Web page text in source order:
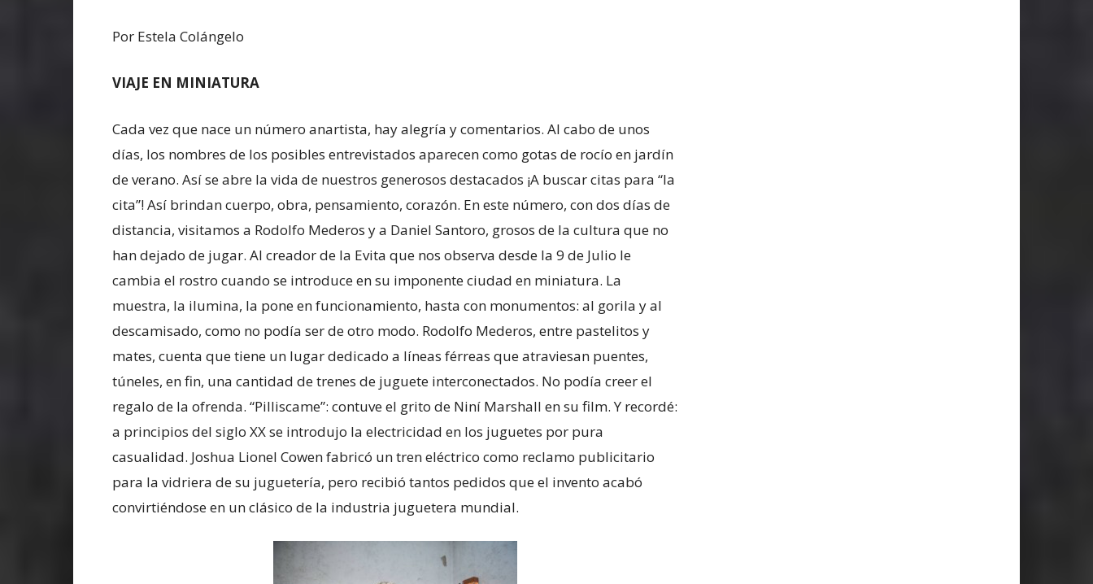
Por Estela Colángelo
VIAJE EN MINIATURA
Cada vez que nace un número anartista, hay alegría y comentarios. Al cabo de unos
días, los nombres de los posibles entrevistados aparecen como gotas de rocío en jardín
de verano. Así se abre la vida de nuestros generosos destacados ¡A buscar citas para “la
cita”! Así brindan cuerpo, obra, pensamiento, corazón. En este número, con dos días de
distancia, visitamos a Rodolfo Mederos y a Daniel Santoro, grosos de la cultura que no
han dejado de jugar. Al creador de la Evita que nos observa desde la 9 de Julio le
cambia el rostro cuando se introduce en su imponente ciudad en miniatura. La
muestra, la ilumina, la pone en funcionamiento, hasta con monumentos: al gorila y al
descamisado, como no podía ser de otro modo. Rodolfo Mederos, entre pastelitos y
mates, cuenta que tiene un lugar dedicado a líneas férreas que atraviesan puentes,
túneles, en fin, una cantidad de trenes de juguete interconectados. No podía creer el
regalo de la ofrenda. “Pilliscame”: contuve el grito de Niní Marshall en su film. Y recordé:
a principios del siglo XX se introdujo la electricidad en los juguetes por pura
casualidad. Joshua Lionel Cowen fabricó un tren eléctrico como reclamo publicitario
para la vidriera de su juguetería, pero recibió tantos pedidos que el invento acabó
convirtiéndose en un clásico de la industria juguetera mundial.